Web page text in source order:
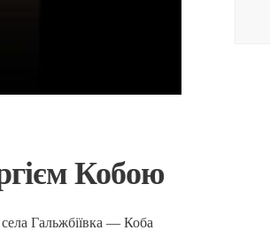
Кобою
Гальжбіївка — Коба